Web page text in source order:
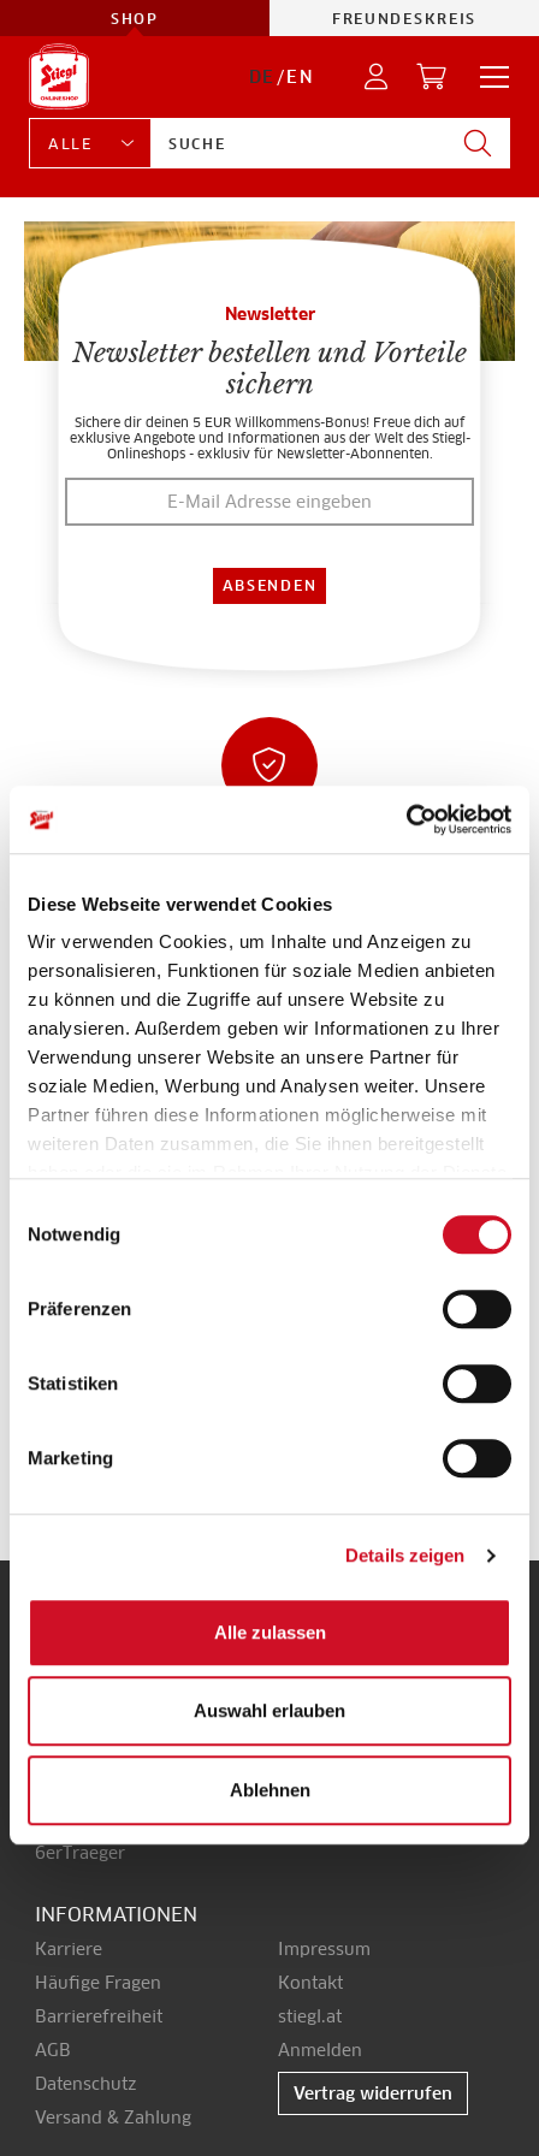
Diese Webseite verwendet Cookies
Wir verwenden Cookies, um Inhalte und Anzeigen zu
personalisieren, Funktionen für soziale Medien anbieten
zu können und die Zugriffe auf unsere Website zu
analysieren. Außerdem geben wir Informationen zu Ihrer
Verwendung unserer Website an unsere Partner für
soziale Medien, Werbung und Analysen weiter. Unsere
Partner führen diese Informationen möglicherweise mit
weiteren Daten zusammen, die Sie ihnen bereitgestellt
Notwendig
Präferenzen
Statistiken
Marketing
Details zeigen
Alle zulassen
Auswahl erlauben
Ablehnen
SHOP FREUNDESKREIS
DE/EN
Newsletter
Newsletter bestellen und Vorteile
sichern
Sichere dir deinen 5 EUR Willkommens-Bonus! Freue dich auf
exklusive Angebote und Informationen aus der Welt des Stiegl-
Onlineshops - exklusiv für Newsletter-Abonnenten.
Sicher einkaufen und bezahlen
Ab einem Bestellwert von 50 Euro wird deine
Bestellung innerhalb Österreichs gratis versendet.
UNSERE HEIMAT
Kendlerstraße 1
+43 50 1492-0
office@stiegl.at
SERVICE
6erTraeger
INFORMATIONEN
Karriere
Häufige Fragen
Barrierefreiheit
AGB
Datenschutz
Versand & Zahlung
Impressum
Kontakt
stiegl.at
Anmelden
Vertrag widerrufen